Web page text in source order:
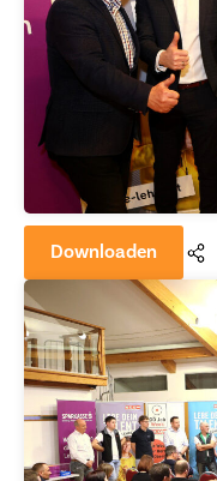
Downloaden